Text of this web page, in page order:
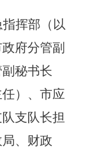
挥部（以
府分管副
秘书长
任）、市应
支队长担
、财政